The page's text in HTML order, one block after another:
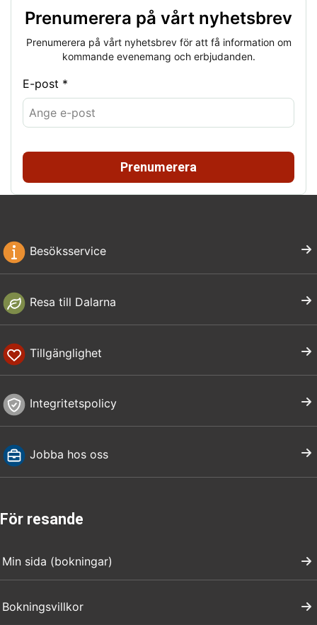
Prenumerera på vårt nyhetsbrev
Prenumerera på vårt nyhetsbrev för att få information om
kommande evenemang och erbjudanden.
E-post *
Prenumerera
Besöksservice
Resa till Dalarna
Tillgänglighet
Integritetspolicy
Jobba hos oss
För resande
Min sida (bokningar)
Bokningsvillkor